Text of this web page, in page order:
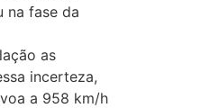
na fase da
as
incerteza,
a 958 km/h